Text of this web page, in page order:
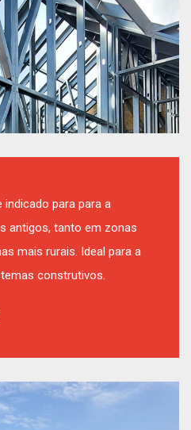
indicado para para a
antigos, tanto em zonas
mais rurais. Ideal para a
construtivos.